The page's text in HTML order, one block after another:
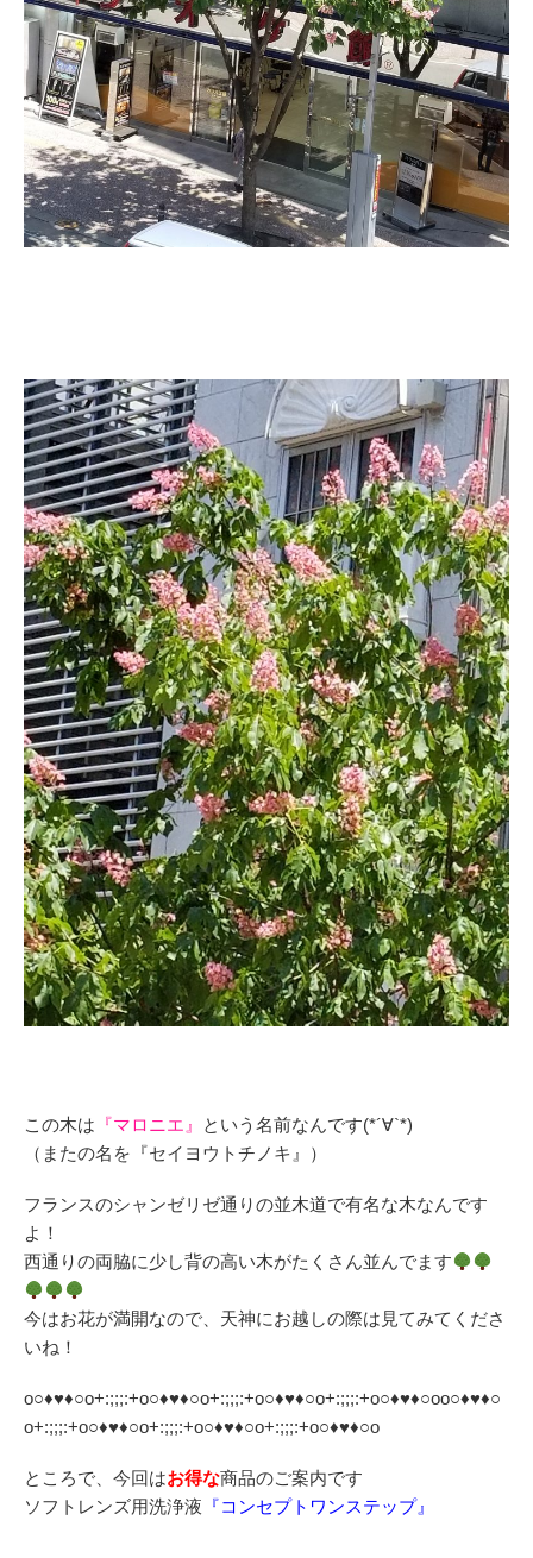
この木は 『マロニエ』
という名前なんです(*´∀`*)
（またの名を『セイヨウトチノキ』）
フランスのシャンゼリゼ通りの並木道で有名な木なんです
よ！
西通りの両脇に少し背の高い木がたくさん並んでます
今はお花が満開なので、天神にお越しの際は見てみてくださ
いね！
o○♦♥♦○o+:;;;:+o○♦♥♦○o+:;;;:+o○♦♥♦○o+:;;;:+o○♦♥♦○oo○♦♥♦○
o+:;;;:+o○♦♥♦○o+:;;;:+o○♦♥♦○o+:;;;:+o○♦♥♦○o
ところで、今回はお得な商品のご案内です
ソフトレンズ用洗浄液 『コンセプトワンステップ』